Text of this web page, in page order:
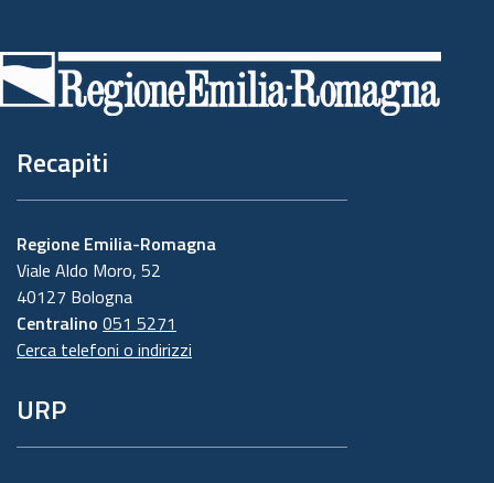
di
pagina
Recapiti
Regione Emilia-Romagna
Viale Aldo Moro, 52
40127 Bologna
Centralino 051 5271
Cerca telefoni o indirizzi
URP